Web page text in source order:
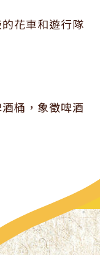
花車和遊行隊
桶，象徵啤酒